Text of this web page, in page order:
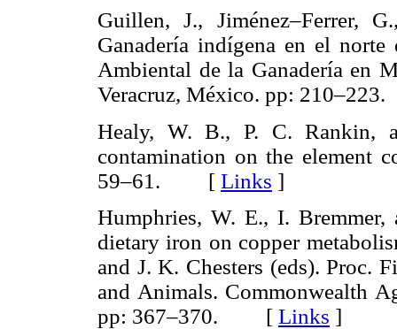
Guillen, J., Jiménez–Ferrer,
Ganadería indígena en el
Ambiental de la Ganadería en
Veracruz, México. pp:
Healy, W. B., P. C. Rankin,
contamination on the element
59–61. [ Links ]
Humphries, W. E., I.
dietary iron on copper
and J. K. Chesters (eds). Proc.
and Animals. Commonwealth
pp: 367–370. [ Links ]